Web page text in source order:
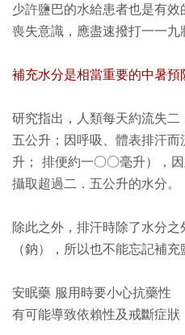
少許鹽巴的水給患者也是有
喪失意識，應盡速撥打一一九
補充水分是相當重要的中暑預
研究指出，人類每天約流失二
五公升；因呼吸、體表排汗
升； 排便約一○○毫升），
攝取超過二．五公升的水分。
除此之外，排汗時除了水分
（鈉），所以也不能忘記補充
安眠藥 服用時要小心抗藥性
有可能導致依賴性及戒斷症狀